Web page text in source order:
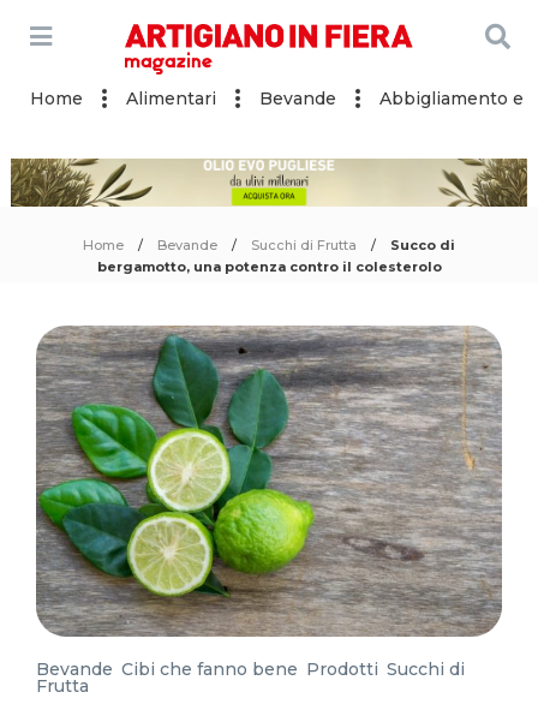
Home Alimentari Bevande Abbigliamento e
Home Bevande Succhi di Frutta
Succo di
bergamotto, una potenza contro il colesterolo
Bevande Cibi che fanno bene Prodotti Succhi di
Frutta